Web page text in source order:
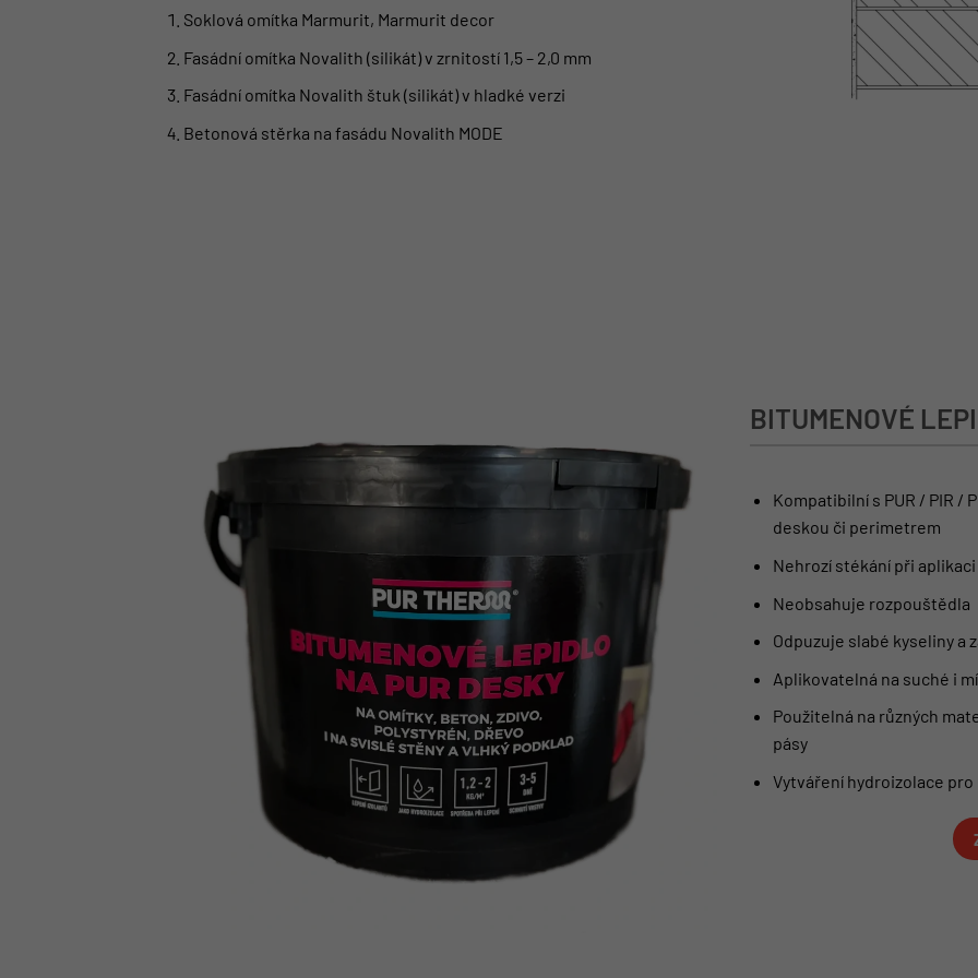
Soklová omítka Marmurit, Marmurit decor
Fasádní omítka Novalith (silikát) v zrnitostí 1,5 – 2,0 mm
Fasádní omítka Novalith štuk (silikát) v hladké verzi
Betonová stěrka na fasádu Novalith MODE
BITUMENOVÉ
Kompatibilní s PUR / PIR /
deskou či perimetrem
Nehrozí stékání při
Neobsahuje rozpouštědla
Odpuzuje slabé kyseliny a
Aplikovatelná na suché i
Použitelná na různých
pásy
Vytváření hydroizolace